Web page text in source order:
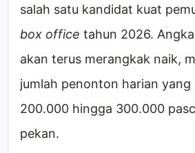
salah satu kandidat kuat
box office tahun 2026.
akan terus merangkak naik,
jumlah penonton harian yang
200.000 hingga 300.000
pekan.